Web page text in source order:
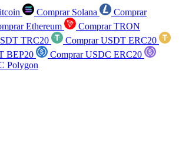
Comprar Solana
Comprar
Ethereum
Comprar TRON
TRC20
Comprar USDT ERC20
BEP20
Comprar USDC ERC20
Polygon